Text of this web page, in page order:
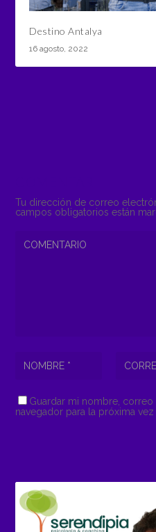
Destino Antalya
16 agosto, 2022
Tu dirección de correo
campos obligatorios están
Guardar mi nombre,
navegador para la próxima